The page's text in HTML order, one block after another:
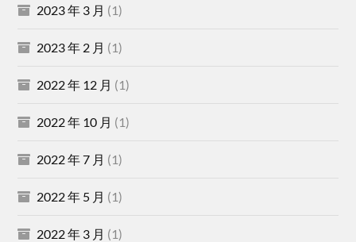
2023 年 3 月 (1)
2023 年 2 月 (1)
2022 年 12 月 (1)
2022 年 10 月 (1)
2022 年 7 月 (1)
2022 年 5 月 (1)
2022 年 3 月 (1)